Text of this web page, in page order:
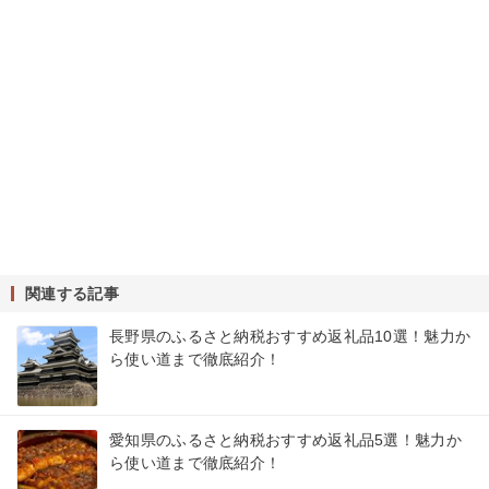
関連する記事
長野県のふるさと納税おすすめ返礼品10選！魅力か
ら使い道まで徹底紹介！
愛知県のふるさと納税おすすめ返礼品5選！魅力か
ら使い道まで徹底紹介！